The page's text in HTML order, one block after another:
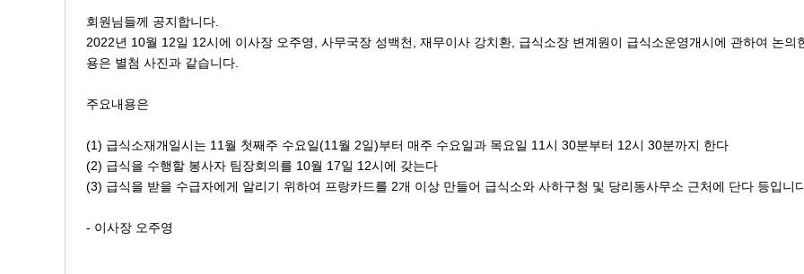
회원님들께 공지합니다.
2022년 10월 12일 12시에 이사장 오주영, 사무국장 성백천, 재무이사 강치환, 급식소장 변계원이 급식소운영개시에 관하여 논의
용은 별첨 사진과 같습니다.
주요내용은
(1) 급식소재개일시는 11월 첫째주 수요일(11월 2일)부터 매주 수요일과 목요일 11시 30분부터 12시 30분까지 한다
(2) 급식을 수행할 봉사자 팀장회의를 10월 17일 12시에 갖는다
(3) 급식을 받을 수급자에게 알리기 위하여 프랑카드를 2개 이상 만들어 급식소와 사하구청 및 당리동사무소 근처에 단다 등입니
- 이사장 오주영